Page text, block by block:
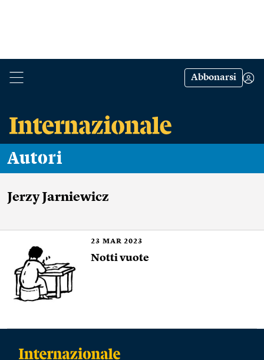
Abbonarsi
Autori
Jerzy Jarniewicz
23 MAR 2023
Notti vuote